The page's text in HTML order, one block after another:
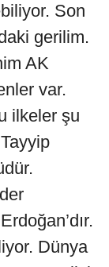
Son
gerilim.
AK
var.
ilkeler şu
Dünya